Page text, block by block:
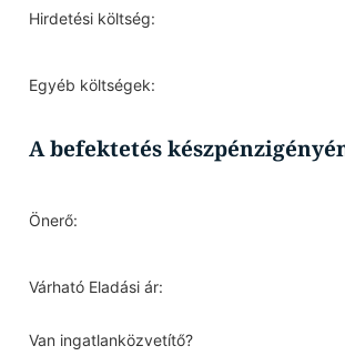
Hirdetési költség:
Egyéb költségek:
A befektetés
Önerő:
Várható Eladási ár:
Van ingatlanközvetítő?